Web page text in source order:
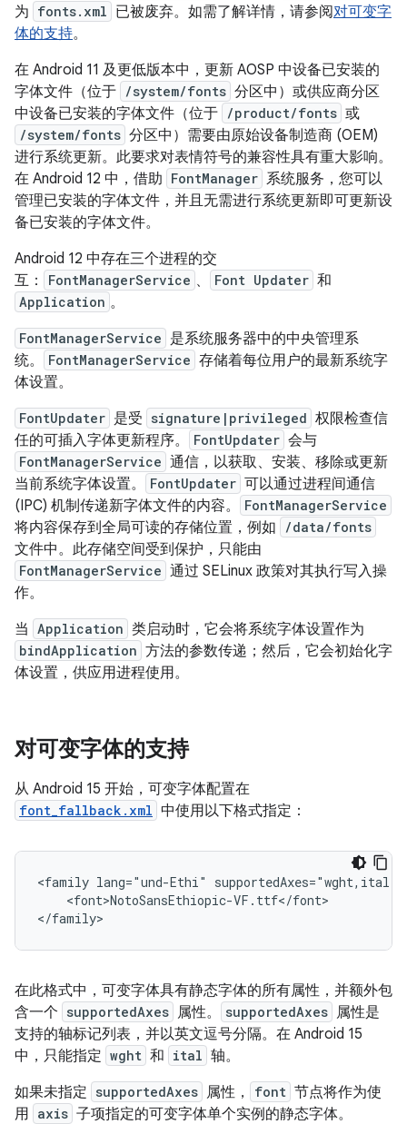
为 fonts.xml 已被废弃。如需了解详情，请参阅对可变字
体的支持。
在 Android 11 及更低版本中，更新 AOSP 中设备已安装的
字体文件（位于 /system/fonts 分区中）或供应商分区
中设备已安装的字体文件（位于 /product/fonts 或
/system/fonts 分区中）需要由原始设备制造商 (OEM)
进行系统更新。此要求对表情符号的兼容性具有重大影响。
在 Android 12 中，借助 FontManager 系统服务，您可以
管理已安装的字体文件，并且无需进行系统更新即可更新设
备已安装的字体文件。
Android 12 中存在三个进程的交
互：
FontManagerService 、 Font Updater 和
Application 。
FontManagerService 是系统服务器中的中央管理系
统。
FontManagerService 存储着每位用户的最新系统字
体设置。
FontUpdater 是受 signature|privileged 权限检查信
任的可插入字体更新程序。
FontUpdater 会与
FontManagerService 通信，以获取、安装、移除或更新
当前系统字体设置。
FontUpdater 可以通过进程间通信
(IPC) 机制传递新字体文件的内容。
FontManagerService
将内容保存到全局可读的存储位置，例如 /data/fonts
文件中。此存储空间受到保护，只能由
FontManagerService 通过 SELinux 政策对其执行写入操
作。
当 Application 类启动时，它会将系统字体设置作为
bindApplication 方法的参数传递；然后，它会初始化字
体设置，供应用进程使用。
对可变字体的支持
从 Android 15 开始，可变字体配置在
font_fallback.xml 中使用以下格式指定：
<family lang="und-Ethi" supportedAxes="wght,ital">
    <font>NotoSansEthiopic-VF.ttf</font>
在此格式中，可变字体具有静态字体的所有属性，并额外包
含一个 supportedAxes 属性。 supportedAxes 属性是
支持的轴标记列表，并以英文逗号分隔。在 Android 15
中，只能指定 wght 和 ital 轴。
如果未指定 supportedAxes 属性， font 节点将作为使
用 axis 子项指定的可变字体单个实例的静态字体。